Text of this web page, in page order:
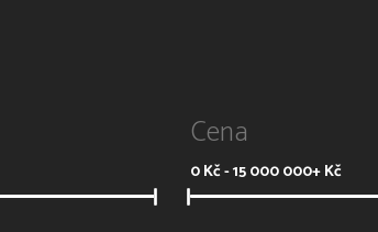
Cena
0Kč -15 000 000+Kč